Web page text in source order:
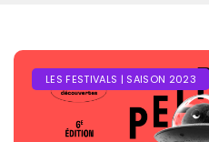
LES FESTIVALS | SAISON 2023